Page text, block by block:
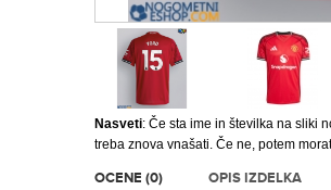
Nasveti: Če sta ime in številka na sliki
treba znova vnašati. Če ne, potem
OCENE (0) OPIS IZDELKA